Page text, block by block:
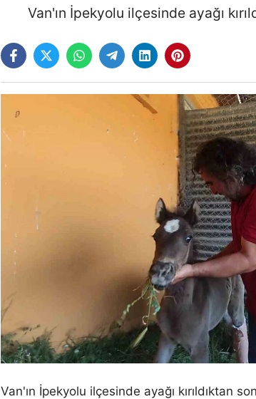
Van'ın İpekyolu ilçesinde ayağı
Van'ın İpekyolu ilçesinde ayağı kırıldıktan